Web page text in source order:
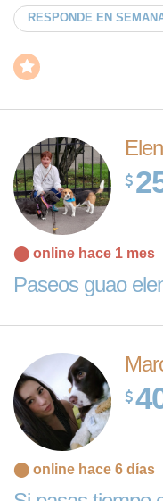
RESPONDE EN
⬤ online hace 1 mes
Paseos guao
⬤ online hace 6 días